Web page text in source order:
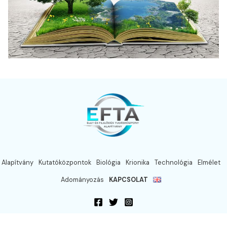
Alapítvány Kutatóközpontok Biológia Krionika Technológia
Elmélet
Adományozás
KAPCSOLAT